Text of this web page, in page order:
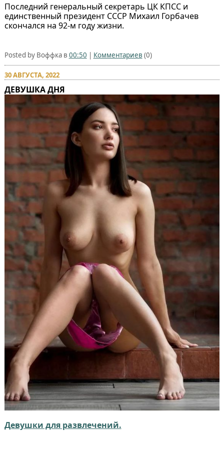
Последний генеральный секретарь ЦК КПСС и
единственный президент СССР Михаил Горбачев
скончался на 92-м году жизни.
Posted by Воффка в 00:50 | Комментариев (0)
30 АВГУСТА, 2022
ДЕВУШКА ДНЯ
Девушки для развлечений.